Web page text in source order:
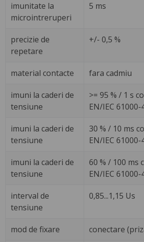
imunitate la
microintreruperi
5 ms
precizie de
repetare
+/- 0,5 %
material contacte fara cadmiu
imuni la caderi de
tensiune
>= 95 % / 1 s
EN/IEC 61000-
imuni la caderi de
tensiune
30 % / 10 ms
EN/IEC 61000-
imuni la caderi de
tensiune
60 % / 100 ms
EN/IEC 61000-
interval de
tensiune
0,85...1,15 Us
mod de fixare conectare